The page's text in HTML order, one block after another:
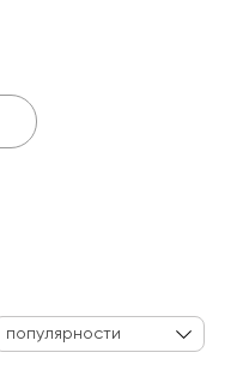
популярности